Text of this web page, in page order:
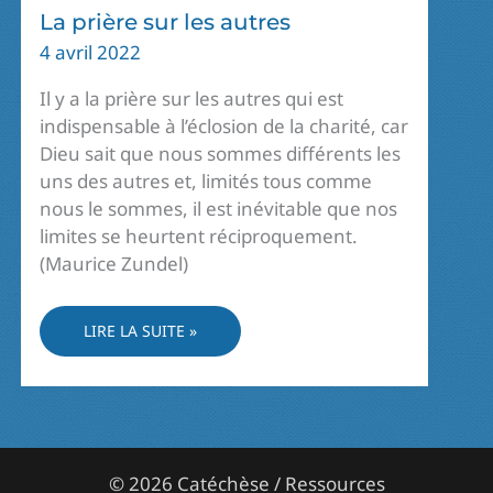
La prière sur les autres
4 avril 2022
Il y a la prière sur les autres qui est
indispensable à l’éclosion de la charité, car
Dieu sait que nous sommes différents les
uns des autres et, limités tous comme
nous le sommes, il est inévitable que nos
limites se heurtent réciproquement.
(Maurice Zundel)
LA
PRIÈRE
SUR
AUTRES
LIRE LA SUITE »
© 2026 Catéchèse / Ressources